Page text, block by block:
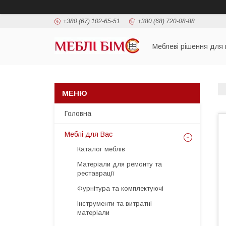
+380 (67) 102-65-51 +380 (68) 720-08-88
Меблеві рішення для
Головна
Меблі для Вас
Каталог меблів
Матеріали для ремонту та
реставрації
Фурнітура та комплектуючі
Інструменти та витратні
матеріали